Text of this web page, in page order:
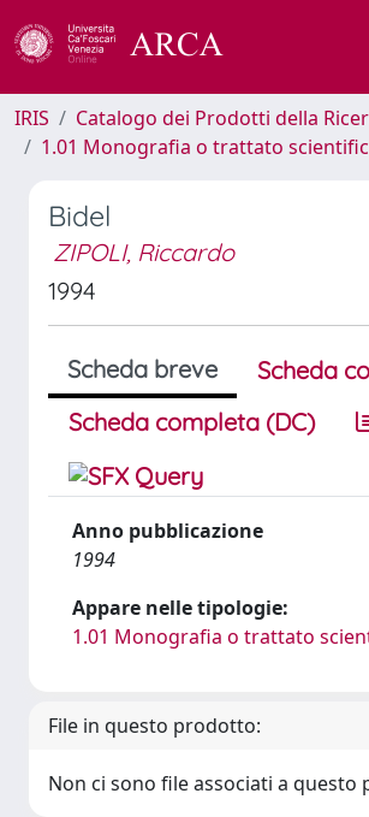
IRIS Catalogo dei Prodotti della
1.01 Monografia o trattato
Bidel
ZIPOLI, Riccardo
1994
Scheda breve
Scheda
Scheda completa (DC)
Anno pubblicazione
1994
Appare nelle tipologie:
1.01 Monografia o trattato
File in questo prodotto:
Non ci sono file associati a questo